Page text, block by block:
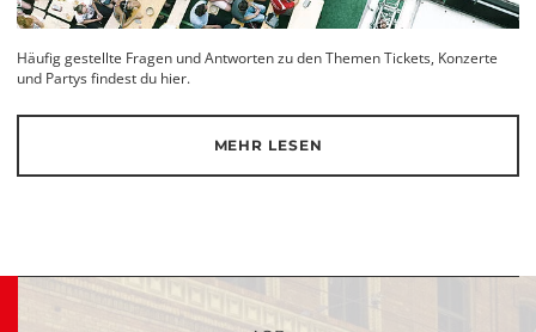
Häufig gestellte Fragen und Antworten zu den Themen Tickets, Konzerte
und Partys findest du hier.
MEHR LESEN